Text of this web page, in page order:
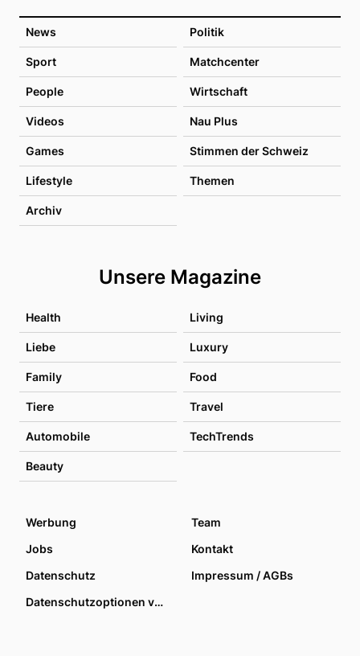
News Politik
Sport Matchcenter
People Wirtschaft
Videos Nau Plus
Games Stimmen der Schweiz
Lifestyle Themen
Archiv
Unsere Magazine
Health Living
Liebe Luxury
Family Food
Tiere Travel
Automobile TechTrends
Beauty
Werbung
Team
Jobs
Kontakt
Datenschutz
Impressum / AGBs
Datenschutzoptionen verwalten